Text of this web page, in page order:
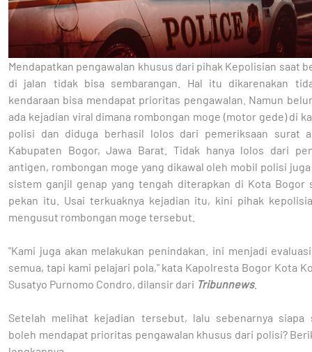
Mendapatkan pengawalan khusus dari pihak Kepolisian saat
di jalan tidak bisa sembarangan. Hal itu dikarenakan
kendaraan bisa mendapat prioritas pengawalan. Namun
ada kejadian viral dimana rombongan moge (motor gede) di
polisi dan diduga berhasil lolos dari pemeriksaan surat
Kabupaten Bogor, Jawa Barat. Tidak hanya lolos dari
antigen, rombongan moge yang dikawal oleh mobil polisi
sistem ganjil genap yang tengah diterapkan di Kota Bogor
pekan itu. Usai terkuaknya kejadian itu, kini pihak
mengusut rombongan moge tersebut.
"Kami juga akan melakukan penindakan. ini menjadi
semua, tapi kami pelajari pola," kata Kapolresta Bogor Kota
Susatyo Purnomo Condro, dilansir dari Tribunnews.
Setelah melihat kejadian tersebut, lalu sebenarnya siapa
boleh mendapat prioritas pengawalan khusus dari polisi?